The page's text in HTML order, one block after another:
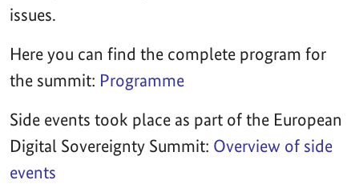
issues.
Here you can find the complete program for
the summit: Programme
Side events took place as part of the European
Digital Sovereignty Summit: Overview of side
events